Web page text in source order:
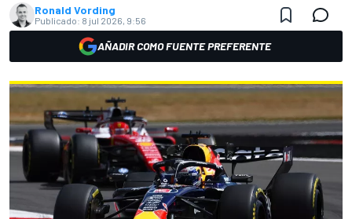
Ronald Vording
Publicado: 8 jul 2026, 9:56
AÑADIR COMO FUENTE PREFERENTE